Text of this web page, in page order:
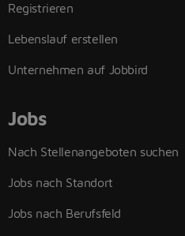
Registrieren
Lebenslauf erstellen
Unternehmen auf Jobbird
Jobs
Nach Stellenangeboten suchen
Jobs nach Standort
Jobs nach Berufsfeld